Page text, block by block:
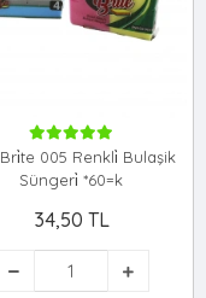
005 Renkli̇ Bulaşik
Süngeri̇ *60=k
34,50 TL